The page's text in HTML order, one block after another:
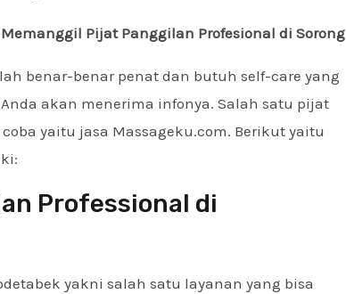
Pijat Panggilan Profesional di Sorong
benar-benar penat dan butuh self-care yang
akan menerima infonya. Salah satu pijat
yaitu jasa Massageku.com. Berikut yaitu
Professional di
yakni salah satu layanan yang bisa